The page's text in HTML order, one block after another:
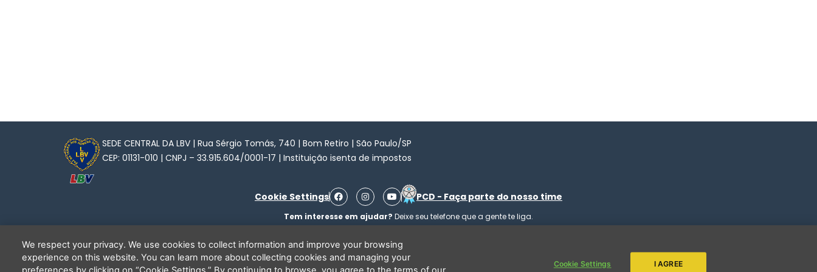
SEDE CENTRAL DA LBV | Rua Sérgio Tomás, 740 | Bom Retiro | São Paulo/SP
CEP: 01131-010 | CNPJ – 33.915.604/0001-17 | Instituição isenta de impostos
Cookie Settings
F
a
e
o
o
k
I
n
s
t
g
r
a
m
Y
o
u
t
b
e
PCD - Faça parte do nosso time
Tem interesse em ajudar? Deixe seu telefone que a gente te liga.
Li e concordo que minhas informações serão tratadas de acordo com o
We respect your privacy. We use cookies to collect information and improve your browsing
experience on this website. You can learn more about collecting cookies and managing your
Cookie Settings I AGREE